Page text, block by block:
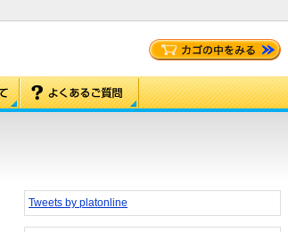
Tweets by platonline